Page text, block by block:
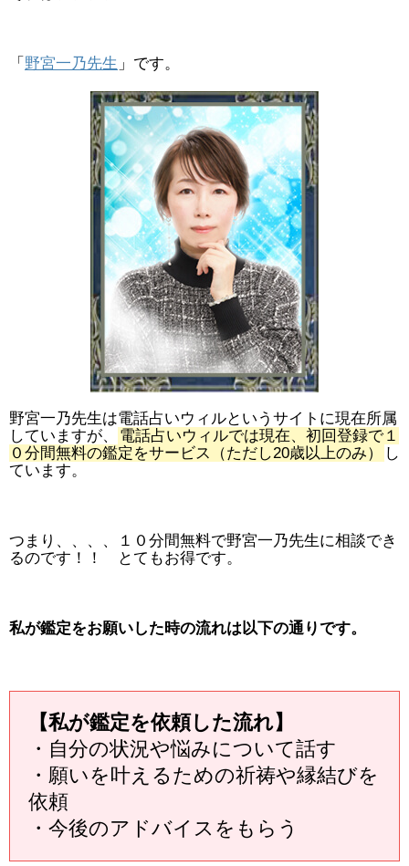
「 野宮一乃先生 」です。
野宮一乃先生は電話占いウィルというサイトに現在所属
していますが、
電話占いウィルでは現在、初回登録で１
０分間無料の鑑定をサービス（ただし20歳以上のみ）
し
ています。
つまり、、、、１０分間無料で野宮一乃先生に相談でき
るのです！！ とてもお得です。
私が鑑定をお願いした時の流れは以下の通りです。
【私が鑑定を依頼した流れ】
・自分の状況や悩みについて話す
・願いを叶えるための祈祷や縁結びを
依頼
・今後のアドバイスをもらう